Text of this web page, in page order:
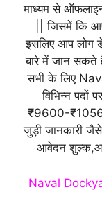
माध्यम से
|| जिसमें कि
इसलिए आप लोग
बारे में जान
सभी के लिए
विभिन्न पदों
₹9600-
जुड़ी जानकारी
आवेदन
Naval